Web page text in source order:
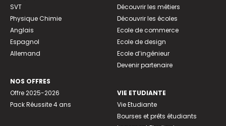
SVT
Physique Chimie
Anglais
Espagnol
Allemand
NOS OFFRES
Offre 2025-2026
Pack Réussite 4 ans
Découvrir les métiers
Découvrir les écoles
Ecole de commerce
Ecole de design
Ecole d’ingénieur
Devenir partenaire
VIE ETUDIANTE
Vie Etudiante
Bourses et prêts étudiants